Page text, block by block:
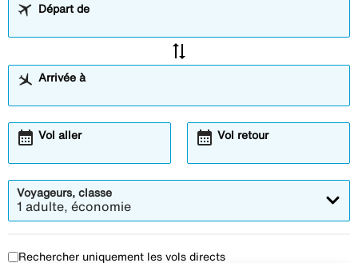
Départ de
sync_alt
Arrivée à
Vol aller
Ouvre
du
calendrier
calendar_month Vol retour
Ouvre
du
calendar_month
Voyageurs, classe
1 adulte, économie
Rechercher uniquement les vols directs